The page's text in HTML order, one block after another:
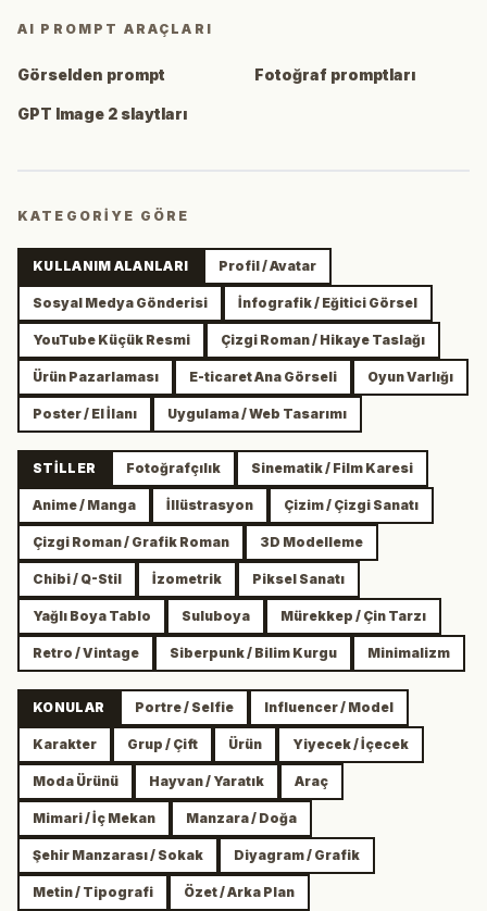
AI PROMPT ARAÇLARI
Görselden prompt Fotoğraf promptları
GPT Image 2 slaytları
KATEGORIYE GÖRE
KULLANIM ALANLARI Profil / Avatar
Sosyal Medya Gönderisi İnfografik / Eğitici Görsel
YouTube Küçük Resmi Çizgi Roman / Hikaye Taslağı
Ürün Pazarlaması E-ticaret Ana Görseli Oyun Varlığı
Poster / El İlanı Uygulama / Web Tasarımı
STILLER Fotoğrafçılık Sinematik / Film Karesi
Anime / Manga İllüstrasyon Çizim / Çizgi Sanatı
Çizgi Roman / Grafik Roman 3D Modelleme
Chibi / Q-Stil İzometrik Piksel Sanatı
Yağlı Boya Tablo Suluboya Mürekkep / Çin Tarzı
Retro / Vintage Siberpunk / Bilim Kurgu Minimalizm
KONULAR Portre / Selfie Influencer / Model
Karakter Grup / Çift Ürün Yiyecek / İçecek
Moda Ürünü Hayvan / Yaratık Araç
Mimari / İç Mekan Manzara / Doğa
Şehir Manzarası / Sokak Diyagram / Grafik
Metin / Tipografi Özet / Arka Plan